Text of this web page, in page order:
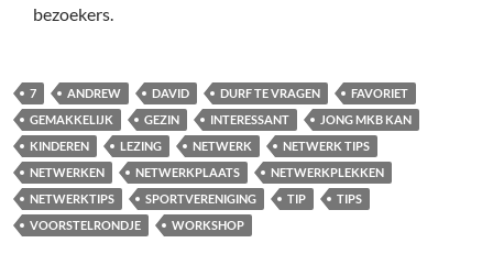
bezoekers.
7 ANDREW DAVID DURF TE VRAGEN
FAVORIET
GEMAKKELIJK
GEZIN INTERESSANT
JONG MKB KAN
KINDEREN
LEZING NETWERK
NETWERK TIPS
NETWERKEN
NETWERKPLAATS
NETWERKPLEKKEN
NETWERKTIPS
SPORTVERENIGING TIP
TIPS
VOORSTELRONDJE
WORKSHOP